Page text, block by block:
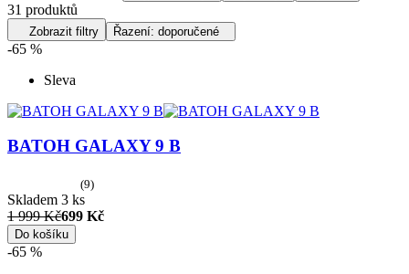
31 produktů
Zobrazit filtry Řazení: doporučené
-65 %
Sleva
BATOH GALAXY 9 B
(9)
Skladem 3 ks
1 999 Kč699 Kč
Do košíku
-65 %